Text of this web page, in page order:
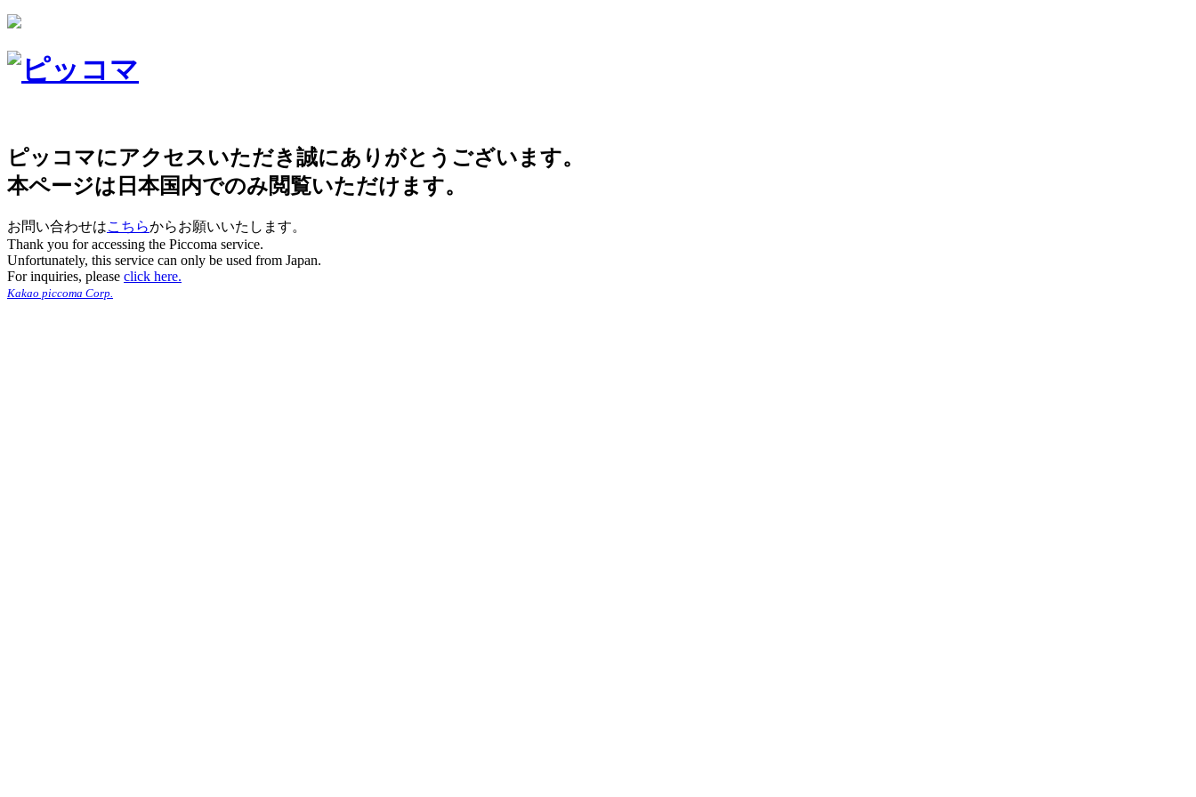
ピッコマにアクセスいただき誠にありがとうございます。
本ページは日本国内でのみ閲覧いただけます。
お問い合わせはこちらからお願いいたします。
Thank you for accessing the Piccoma service.
Unfortunately, this service can only be used from Japan.
For inquiries, please click here.
Kakao piccoma Corp.